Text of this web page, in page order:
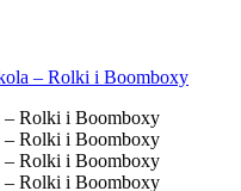
– Rolki i Boomboxy